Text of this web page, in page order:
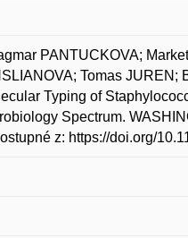
PANTUCKOVA;
Tomas JUREN;
Typing of
Spectrum.
z: https://doi.org/